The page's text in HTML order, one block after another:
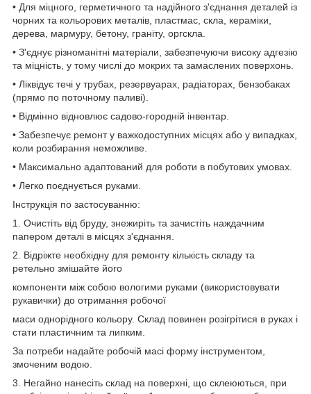
• Для міцного, герметичного та надійного з'єднання деталей із
чорних та кольорових металів, пластмас, скла, кераміки,
дерева, мармуру, бетону, граніту, оргскла.
• З'єднує різноманітні матеріали, забезпечуючи високу адгезію
та міцність, у тому числі до мокрих та замаслених поверхонь.
• Ліквідує течі у трубах, резервуарах, радіаторах, бензобаках
(прямо по поточному паливі).
• Відмінно відновлює садово-городній інвентар.
• Забезпечує ремонт у важкодоступних місцях або у випадках,
коли розбирання неможливе.
• Максимально адаптований для роботи в побутових умовах.
• Легко поєднується руками.
Інструкція по застосуванню:
1. Очистіть від бруду, знежиріть та зачистіть наждачним
папером деталі в місцях з'єднання.
2. Відріжте необхідну для ремонту кількість складу та
ретельно змішайте його
компоненти між собою вологими руками (використовувати
рукавички) до отримання робочої
маси однорідного кольору. Склад повинен розігрітися в руках і
стати пластичним та липким.
За потреби надайте робочій масі форму інструментом,
змоченим водою.
3. Негайно нанесіть склад на поверхні, що склеюються, при